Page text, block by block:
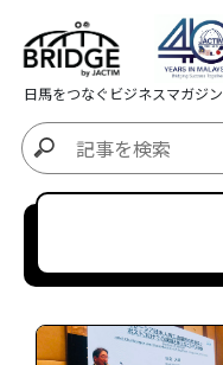
日馬をつなぐビジネスマガジン